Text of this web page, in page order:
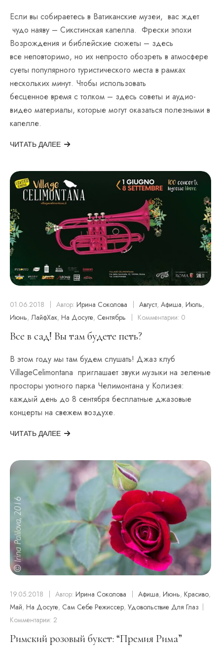
Если вы собираетесь в Ватиканские музеи, вас ждет
чудо наяву – Сикстинская капелла. Фрески эпохи
Возрождения и библейские сюжеты – здесь
все неповторимо, но их непросто обозреть в атмосфере
суеты популярного туристического места в рамках
нескольких минут. Чтобы использовать
бесценное время с толком – здесь советы и аудио-
видео материалы, которые могут оказаться полезными в
капелле.
ЧИТАТЬ ДАЛЕЕ
01.06.2018 Автор: Ирина Соколова Август, Афиша, Июль,
Июнь, ЛайфХак, На Досуге, Сентябрь Комментарии: 0
Все в сад! Вы там будете петь?
В этом году мы там будем слушать! Джаз клуб
VillageCelimontana приглашает звуки музыки на зеленые
просторы уютного парка Челимонтана у Колизея:
каждый день до 8 сентября бесплатные джазовые
концерты на свежем воздухе.
ЧИТАТЬ ДАЛЕЕ
19.05.2018 Автор: Ирина Соколова Афиша, Июнь, Красиво,
Май, На Досуге, Сам Себе Режиссер, Удовольствие Для Глаз
Комментарии: 2
Римский розовый букет: “Премия Рима”